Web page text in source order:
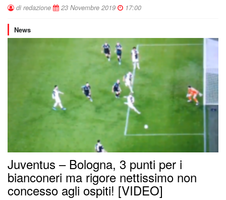
di redazione 23 Novembre 2019 17:00
News
Juventus – Bologna, 3 punti per i
bianconeri ma rigore nettissimo non
concesso agli ospiti! [VIDEO]